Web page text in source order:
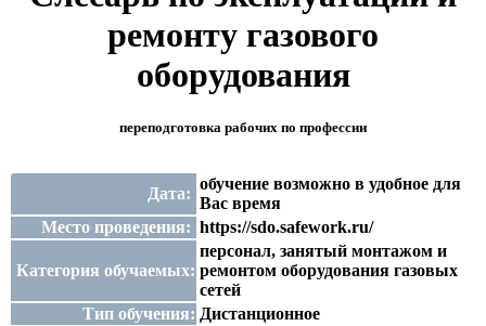
ремонту газового
оборудования
переподготовка рабочих по профессии
Дата:
обучение возможно в удобное для
Вас время
Место проведения: https://sdo.safework.ru/
Категория обучаемых:
персонал, занятый монтажом и
ремонтом оборудования газовых
сетей
Тип обучения: Дистанционное